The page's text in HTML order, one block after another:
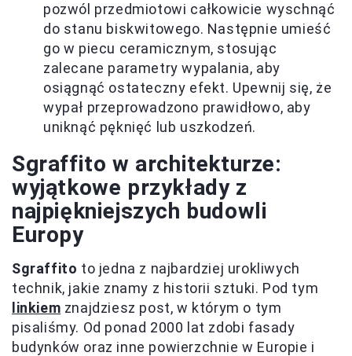
pozwól przedmiotowi całkowicie wyschnąć
do stanu biskwitowego. Następnie umieść
go w piecu ceramicznym, stosując
zalecane parametry wypalania, aby
osiągnąć ostateczny efekt. Upewnij się, że
wypał przeprowadzono prawidłowo, aby
uniknąć pęknięć lub uszkodzeń.
Sgraffito w architekturze:
wyjątkowe przykłady z
najpiękniejszych budowli
Europy
Sgraffito to jedna z najbardziej urokliwych
technik, jakie znamy z historii sztuki. Pod tym
linkiem znajdziesz post, w którym o tym
pisaliśmy. Od ponad 2000 lat zdobi fasady
budynków oraz inne powierzchnie w Europie i